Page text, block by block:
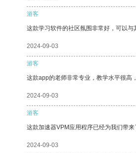
游客
这款学习软件的社区氛围非常好，可以与
2024-09-03
游客
这款app的老师非常专业，教学水平很高
2024-09-03
游客
这款加速器VPM应用程序已经为我们带来
2024-09-03